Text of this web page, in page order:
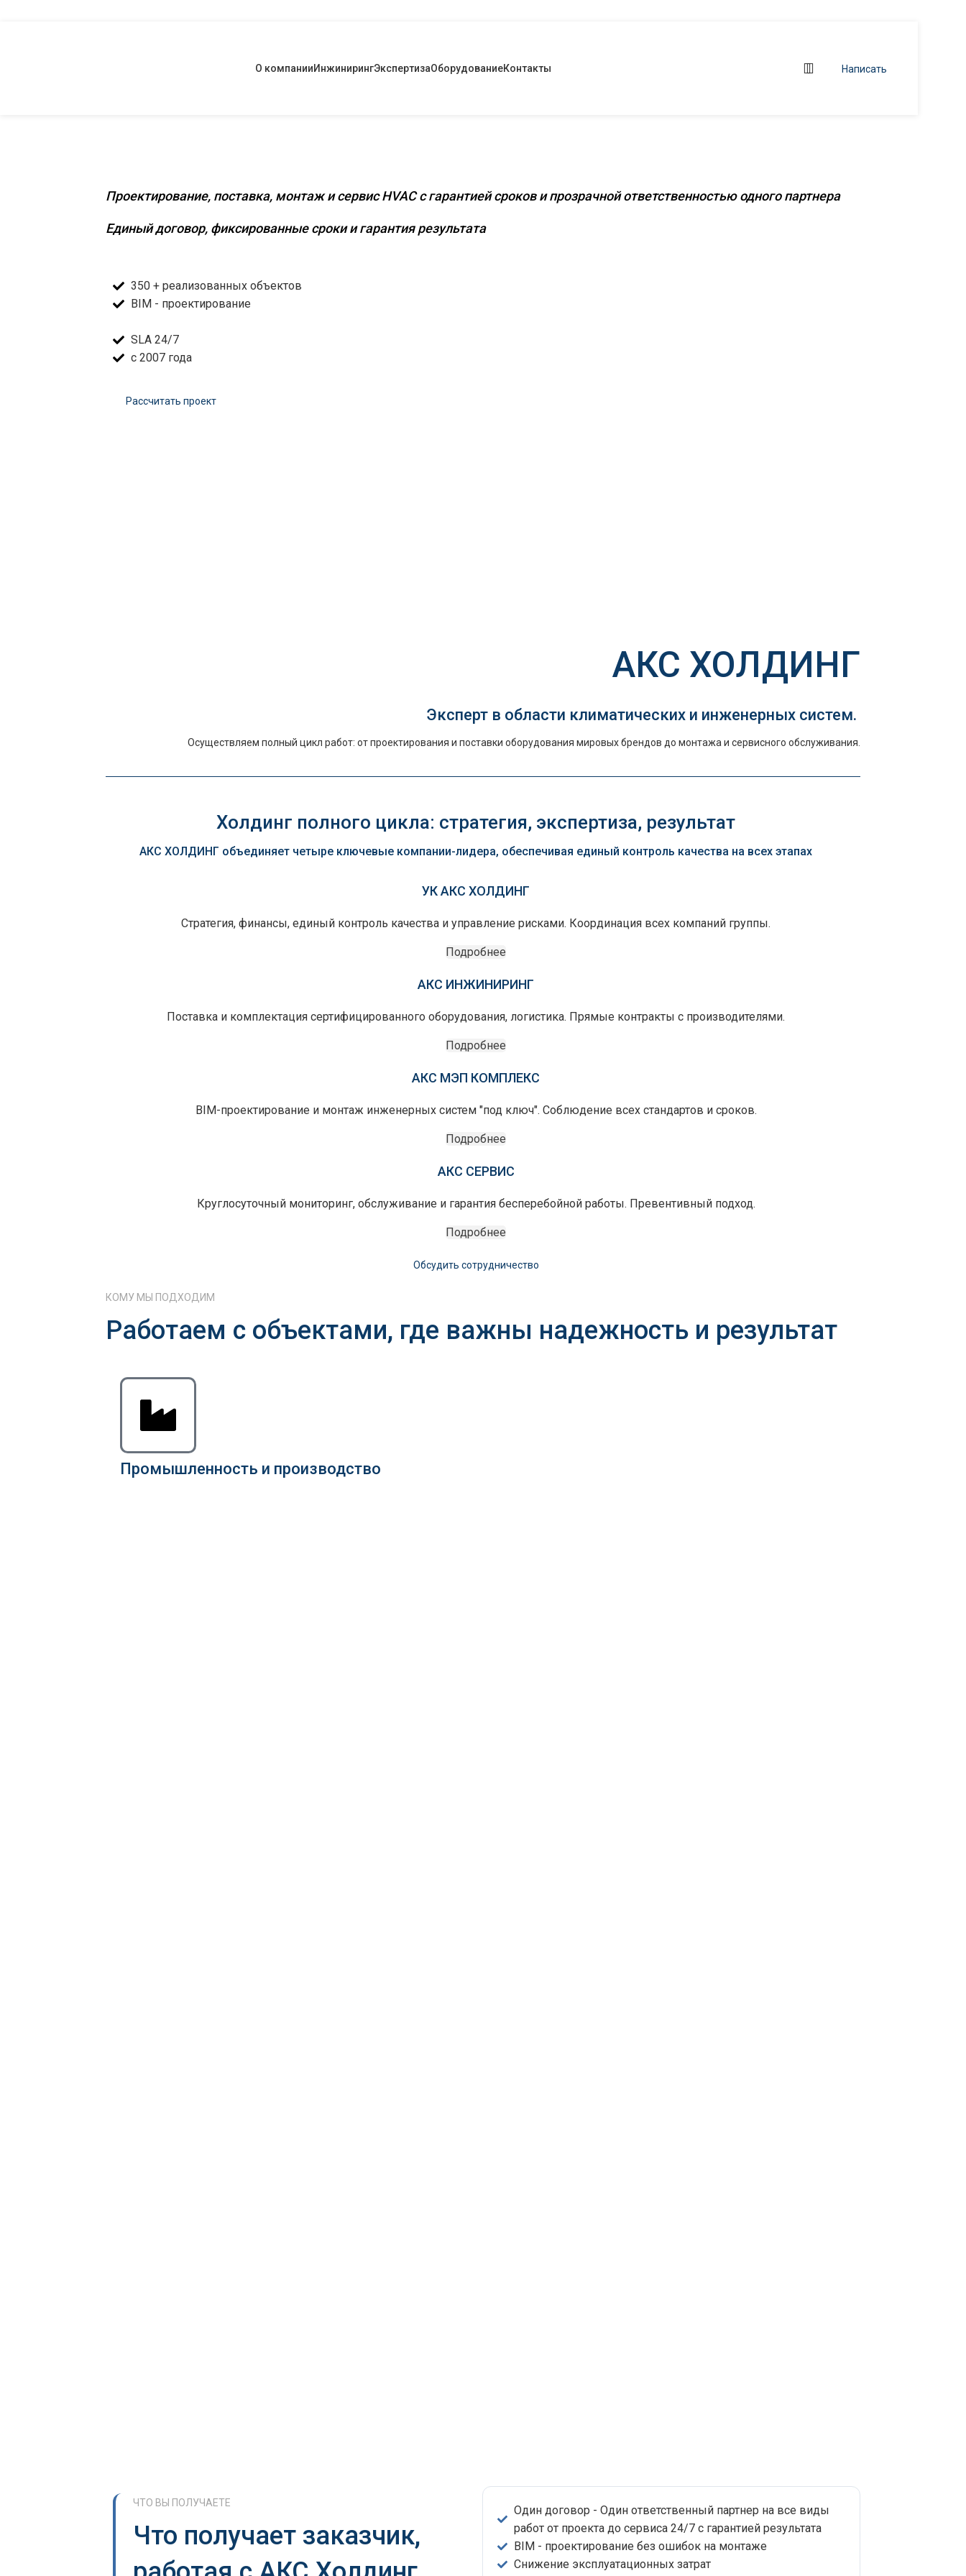
О компанииИнжинирингЭкспертизаОборудованиеКонтакты Написать
Проектирование, поставка, монтаж и сервис HVAC с гарантией сроков и прозрачной ответственностью одного партнера
Единый договор, фиксированные сроки и гарантия результата
350 + реализованных объектов
BIM - проектирование
SLA 24/7
с 2007 года
Расcчитать проект
АКС ХОЛДИНГ
Эксперт в области климатических и инженерных систем.
Осуществляем полный цикл работ: от проектирования и поставки оборудования мировых брендов до монтажа и сервисного обслуживания.
Холдинг полного цикла: стратегия, экспертиза, результат
АКС ХОЛДИНГ объединяет четыре ключевые компании-лидера, обеспечивая единый контроль качества на всех этапах
УК АКС ХОЛДИНГ
Стратегия, финансы, единый контроль качества и управление рисками. Координация всех компаний группы.
Подробнее
АКС ИНЖИНИРИНГ
Поставка и комплектация сертифицированного оборудования, логистика. Прямые контракты с производителями.
Подробнее
АКС МЭП КОМПЛЕКС
BIM-проектирование и монтаж инженерных систем "под ключ". Соблюдение всех стандартов и сроков.
Подробнее
АКС СЕРВИС
Круглосуточный мониторинг, обслуживание и гарантия бесперебойной работы. Превентивный подход.
Подробнее
Обсудить сотрудничество
КОМУ МЫ ПОДХОДИМ
Работаем с объектами, где важны надежность и результат
Промышленность и производство
ЧТО ВЫ ПОЛУЧАЕТЕ
Что получает заказчик,
Один договор - Один ответственный партнер на все виды
работ от проекта до сервиса 24/7 с гарантией результата
BIM - проектирование без ошибок на монтаже
Снижение эксплуатационных затрат